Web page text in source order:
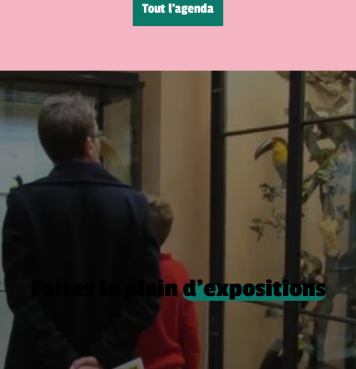
Tout l’agenda
Faites le pleind’expositions